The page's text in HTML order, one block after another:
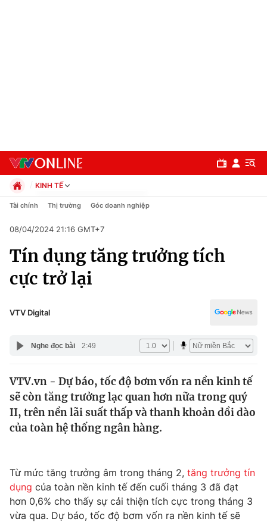
Chuyên mục
Chính trị
Pháp luật
Thế giới
Tin tức
Câu chuyện quốc tế
Tài chính
Thị trường
Góc doanh nghiệp
Dữ liệu và đời sống
Truyền hình
KINH TẾ
Chính trị
Pháp luật
Kinh tế
Thể thao
Truyền hình
Y tế
Công nghệ
Tài chính Thị trường Góc doanh nghiệp
08/04/2024 21:16 GMT+7
Tín dụng tăng trưởng tích
cực trở lại
VTV Digital
Nghe đọc bài 2:49
VTV.vn - Dự báo, tốc độ bơm vốn ra nền kinh tế
sẽ còn tăng trưởng lạc quan hơn nữa trong quý
II, trên nền lãi suất thấp và thanh khoản dồi dào
của toàn hệ thống ngân hàng.
Từ mức tăng trưởng âm trong tháng 2, tăng trưởng tín
dụng của toàn nền kinh tế đến cuối tháng 3 đã đạt
hơn 0,6% cho thấy sự cải thiện tích cực trong tháng 3
vừa qua. Dự báo, tốc độ bơm vốn ra nền kinh tế sẽ